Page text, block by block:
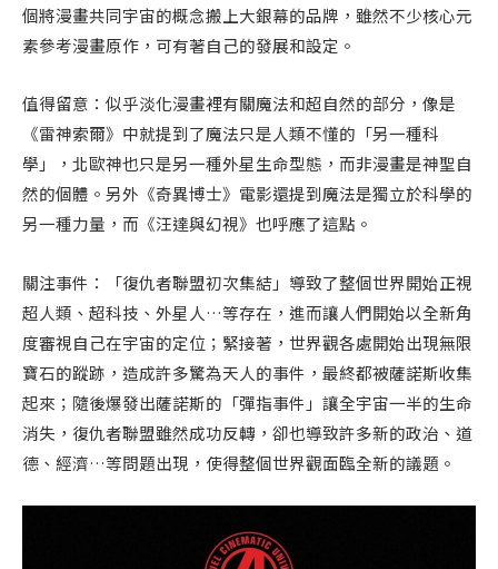
個將漫畫共同宇宙的概念搬上大銀幕的品牌，雖然不少核心元
素參考漫畫原作，可有著自己的發展和設定。
值得留意：似乎淡化漫畫裡有關魔法和超自然的部分，像是
《雷神索爾》中就提到了魔法只是人類不懂的「另一種科
學」，北歐神也只是另一種外星生命型態，而非漫畫是神聖自
然的個體。另外《奇異博士》電影還提到魔法是獨立於科學的
另一種力量，而《汪達與幻視》也呼應了這點。
關注事件：「復仇者聯盟初次集結」導致了整個世界開始正視
超人類、超科技、外星人…等存在，進而讓人們開始以全新角
度審視自己在宇宙的定位；緊接著，世界觀各處開始出現無限
寶石的蹤跡，造成許多驚為天人的事件，最終都被薩諾斯收集
起來；隨後爆發出薩諾斯的「彈指事件」讓全宇宙一半的生命
消失，復仇者聯盟雖然成功反轉，卻也導致許多新的政治、道
德、經濟…等問題出現，使得整個世界觀面臨全新的議題。